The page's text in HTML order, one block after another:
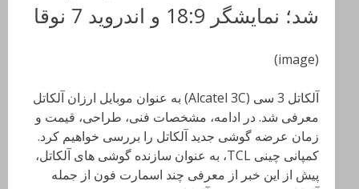
شد؛ نمایشگر 18:9 و اندروید 7 نوقا
(image)
آلکاتل 3 سی (Alcatel 3C) به عنوان موبایل ارزان آلکاتل
معرفی شد. در ادامه، مشخصات فنی، طراحی، قیمت و
زمان عرضه گوشی جدید آلکاتل را بررسی خواهیم کرد.
کمپانی چینی TCL، به عنوان سازنده گوشی های آلکاتل،
پیش از این خبر از معرفی چند اسمارت فون از جمله